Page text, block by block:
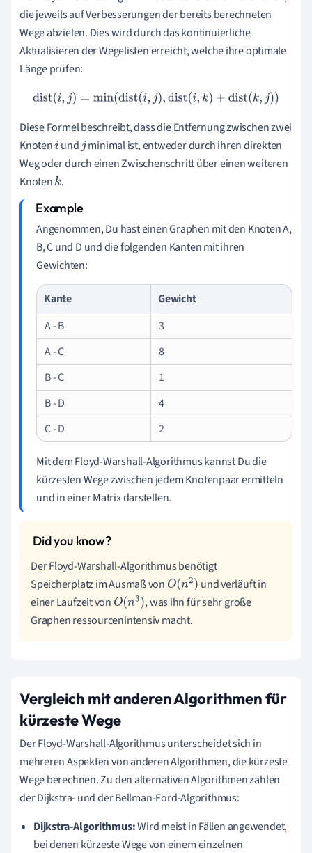
die jeweils auf Verbesserungen der bereits berechneten
Wege abzielen. Dies wird durch das kontinuierliche
Aktualisieren der Wegelisten erreicht, welche ihre optimale
Länge prüfen:
dist( i,j)=min(dist(i,j),dist(i,k)+dist(k,j))
Diese Formel beschreibt, dass die Entfernung zwischen zwei
Knoteni undjminimal ist, entweder durch ihren direkten
Weg oder durch einen Zwischenschritt über einen weiteren
Knotenk.
Angenommen, Du hast einen Graphen mit den Knoten A,
B, C und D und die folgenden Kanten mit ihren
Gewichten:
Kante
Gewicht
A - B
3
A - C
8
B - C
1
B - D
4
C - D
2
Mit dem Floyd-Warshall-Algorithmus kannst Du die
kürzesten Wege zwischen jedem Knotenpaar ermitteln
und in einer Matrix darstellen.
Der Floyd-Warshall-Algorithmus benötigt
Speicherplatz im Ausmaß von O(n2) und verläuft in
einer Laufzeit von O(n3) , was ihn für sehr große
Graphen ressourcenintensiv macht.
Vergleich mit anderen Algorithmen für
kürzeste Wege
Der Floyd-Warshall-Algorithmus unterscheidet sich in
mehreren Aspekten von anderen Algorithmen, die kürzeste
Wege berechnen. Zu den alternativen Algorithmen zählen
der Dijkstra- und der Bellman-Ford-Algorithmus:
Dijkstra-Algorithmus:Wird meist in Fällen angewendet,
bei denen kürzeste Wege von einem einzelnen